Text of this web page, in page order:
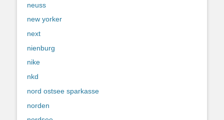
neuss
new yorker
next
nienburg
nike
nkd
nord ostsee sparkasse
norden